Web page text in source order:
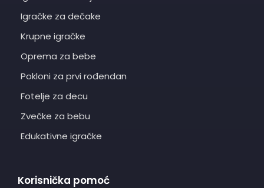
Igračke za dečake
Krupne igračke
Oprema za bebe
Pokloni za prvi rođendan
Fotelje za decu
Zvečke za bebu
Edukativne igračke
Korisnička pomoć